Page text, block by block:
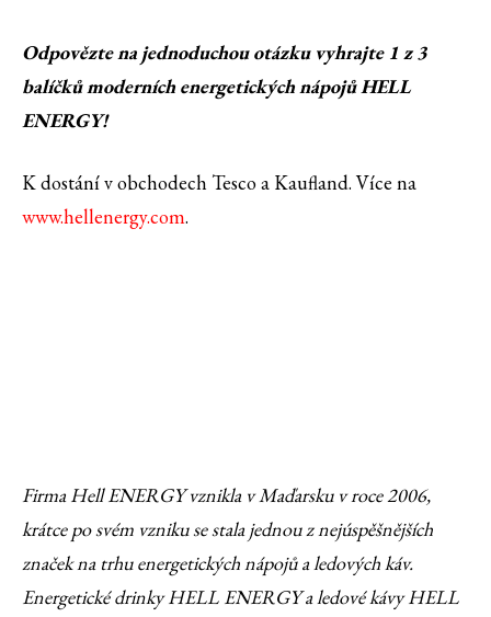
Odpovězte na jednoduchou otázku vyhrajte 1 z 3
balíčků moderních energetických nápojů HELL
ENERGY!
K dostání v obchodech Tesco a Kaufland. Více na
www.hellenergy.com.
Firma Hell ENERGY vznikla v Maďarsku v roce 2006,
krátce po svém vzniku se stala jednou z nejúspěšnějších
značek na trhu energetických nápojů a ledových káv.
Energetické drinky HELL ENERGY a ledové kávy HELL